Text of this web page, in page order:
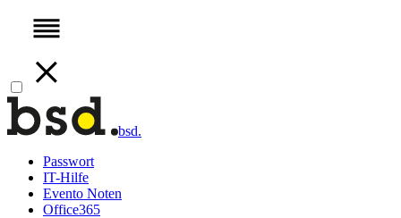
bsd.
Passwort
IT-Hilfe
Evento Noten
Office365